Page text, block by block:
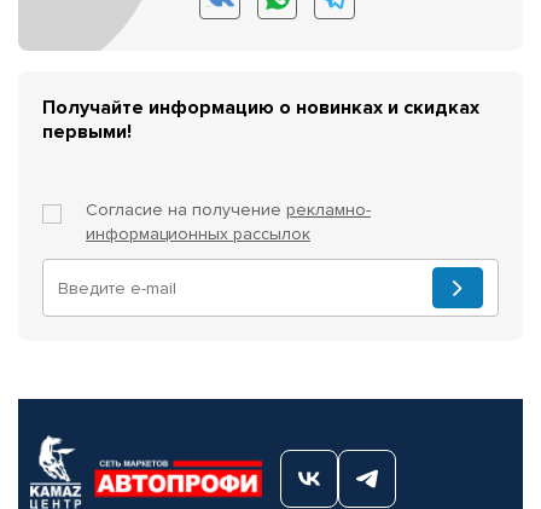
Получайте информацию о новинках и скидках
первыми!
Согласие на получение рекламно-
информационных рассылок